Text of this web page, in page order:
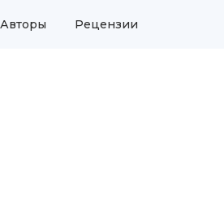
Авторы Рецензии